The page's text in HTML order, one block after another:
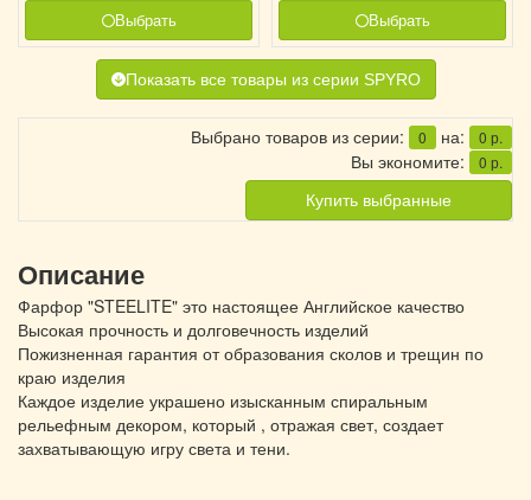
Выбрать Выбрать
Показать все товары из серии SPYRO
Выбрано товаров из серии: 0 на: 0 р.
Вы экономите: 0 р.
Купить выбранные
Описание
Фарфор "STEELITE" это настоящее Английское качество
Высокая прочность и долговечность изделий
Пожизненная гарантия от образования сколов и трещин по
краю изделия
Каждое изделие украшено изысканным спиральным
рельефным декором, который , отражая свет, создает
захватывающую игру света и тени.